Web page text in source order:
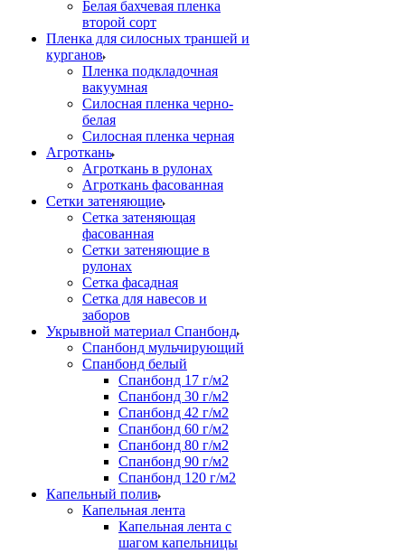
Белая бахчевая пленка
второй сорт
Пленка для силосных траншей и
курганов
Пленка подкладочная
вакуумная
Силосная пленка черно-
белая
Силосная пленка черная
Агроткань
Агроткань в рулонах
Агроткань фасованная
Сетки затеняющие
Сетка затеняющая
фасованная
Сетки затеняющие в
рулонах
Сетка фасадная
Сетка для навесов и
заборов
Укрывной материал Спанбонд
Спанбонд мульчирующий
Спанбонд белый
Спанбонд 17 г/м2
Спанбонд 30 г/м2
Спанбонд 42 г/м2
Спанбонд 60 г/м2
Спанбонд 80 г/м2
Спанбонд 90 г/м2
Спанбонд 120 г/м2
Капельный полив
Капельная лента
Капельная лента с
шагом капельницы